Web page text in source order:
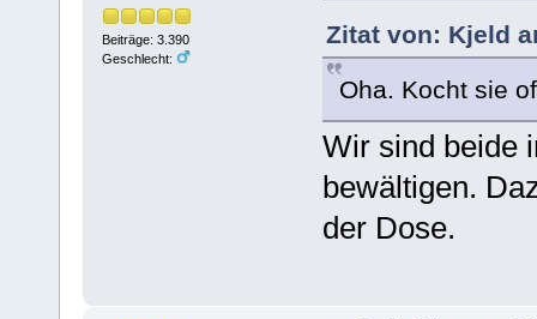
Beiträge: 3.390
Geschlecht:
Zitat von: Kjeld
Oha. Kocht sie
Wir sind beide
bewältigen.
der Dose.